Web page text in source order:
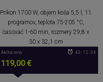
Príkon 1700 W, objem koša 5,5 l, 11
programov, teplota 75-205 °C,
časovač 1-60 min, rozmery 29,8 x
30 x 32,1 cm
Akčná cena
119,00 €
43 : 12 : 04